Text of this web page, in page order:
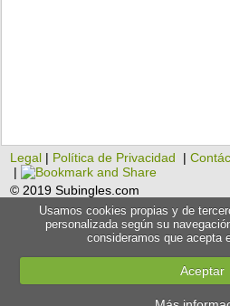
Legal | Política de Privacidad |
|
© 2019 Subingles.com
Usamos cookies propias y de
personalizada según su
consideramos que acepta
Aceptar